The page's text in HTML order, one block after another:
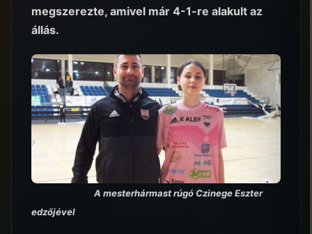
megszerezte, amivel már 4-1-re alakult az
állás.
A mesterhármast rúgó Czinege Eszter
edzőjével